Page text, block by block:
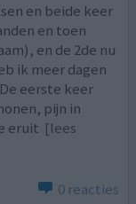
en beide keer
en toen
en de 2de nu
ik meer dagen
eerste keer
pijn in
eruit [lees
0 reacties